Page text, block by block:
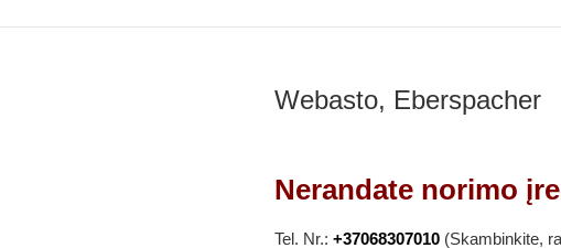
Webasto, Eberspacher
Nerandate norimo
Tel. Nr.: +37068307010 (Skambinkite,